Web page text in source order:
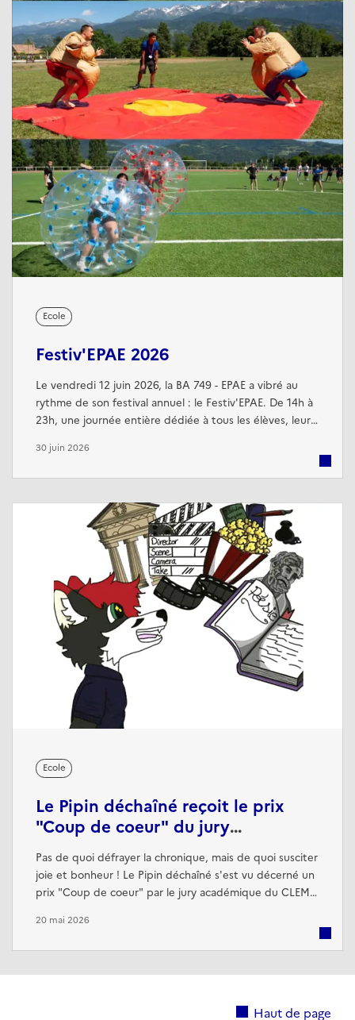
Ecole
Festiv'EPAE 2026
Le vendredi 12 juin 2026, la BA 749 - EPAE a vibré au
rythme de son festival annuel : le Festiv'EPAE. De 14h à
23h, une journée entière dédiée à tous les élèves, leurs
programme : scène ouverte avec le spectacle des APF,
bois ...
30 juin 2026
Ecole
Le Pipin déchaîné reçoit le prix
"Coup de coeur" du jury
académique du CLEMI
Pas de quoi défrayer la chronique, mais de quoi susciter
joie et bonheur ! Le Pipin déchaîné s'est vu décerné un
prix "Coup de coeur" par le jury académique du CLEMI
d'écriture des lycéens, les efforts fournis pour titrer les
20 mai 2026
Haut de page